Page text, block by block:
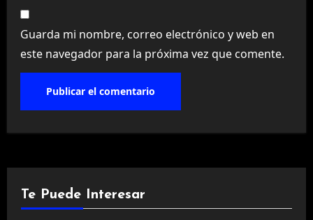
Guarda mi nombre, correo electrónico y web en
este navegador para la próxima vez que comente.
Te Puede Interesar